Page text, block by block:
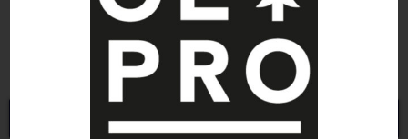

INSGESAMT: 10/10
(0 Bewertungen)
Öffne Olproshop.com